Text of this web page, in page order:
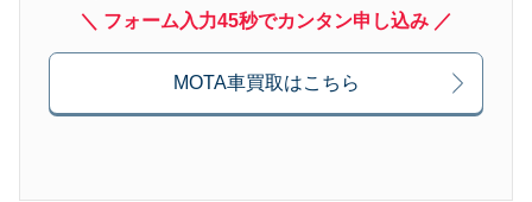
＼ フォーム入力45秒でカンタン申し込み ／
MOTA車買取はこちら